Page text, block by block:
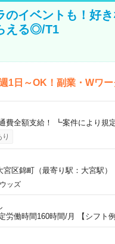
のイベントも！好
える◎/T1
1日～OK！副業・Wワ
費全額支給！ ┗案件により規
区錦町（最寄り駅：大宮駅）
ッズ
労働時間160時間/月 【シフト